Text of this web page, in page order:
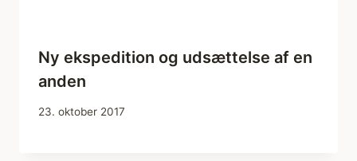
Ny ekspedition og udsættelse af en
anden
23. oktober 2017